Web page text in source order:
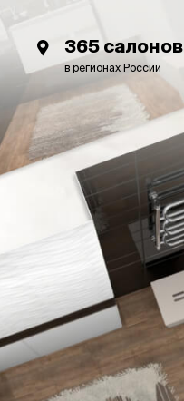
365 салонов
в регионах России